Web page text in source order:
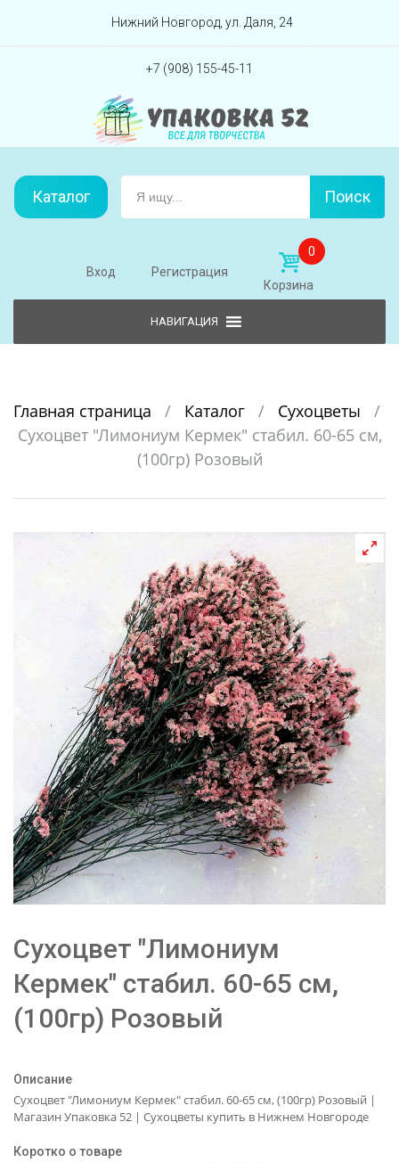
Перейти вниз
Нижний Новгород, ул. Даля, 24
+7 (908) 155-45-11
Каталог Поиск
Вход Регистрация
0
Корзина
Главная страница / Каталог / Сухоцветы
/
Сухоцвет "Лимониум Кермек" стабил. 60-65 см,
(100гр) Розовый
Сухоцвет "Лимониум
Кермек" стабил. 60-65 см,
(100гр) Розовый
Описание
Сухоцвет "Лимониум Кермек" стабил. 60-65 см, (100гр) Розовый |
Магазин Упаковка 52 | Сухоцветы купить в Нижнем Новгороде
Коротко о товаре